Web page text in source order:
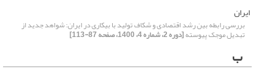
ایران
بررسی رابطه بین رشد اقتصادی و شکاف تولید با بیکاری در ایران: شواهد جدید از
تبدیل موجک پیوسته[دوره 2، شماره 4، 1400، صفحه 87-113]
ب